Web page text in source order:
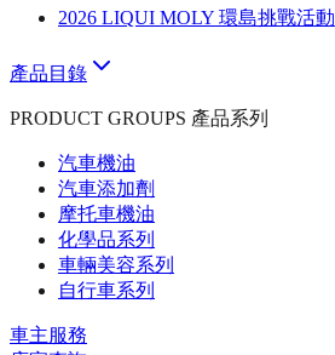
2026 LIQUI MOLY 環島挑戰活動
產品目錄
PRODUCT GROUPS 產品系列
汽車機油
汽車添加劑
摩托車機油
化學品系列
車輛美容系列
自行車系列
車主服務